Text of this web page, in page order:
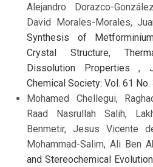
Alejandro Dorazco-
David Morales-Morales,
Synthesis of
Crystal Structure,
Dissolution Properties ,
Chemical Society: Vol. 61
Mohamed Chellegui,
Raad Nasrullah Salih,
Benmetir, Jesus Vicente
Mohammad-Salim, Ali Ben
and Stereochemical